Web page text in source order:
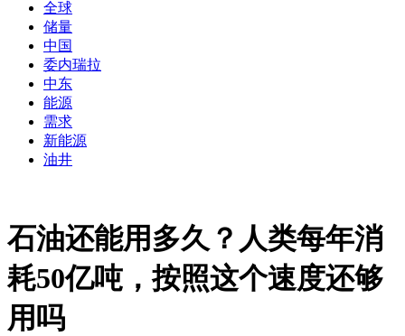
全球
储量
中国
委内瑞拉
中东
能源
需求
新能源
油井
石油还能用多久？人类每年消
耗50亿吨，按照这个速度还够
用吗